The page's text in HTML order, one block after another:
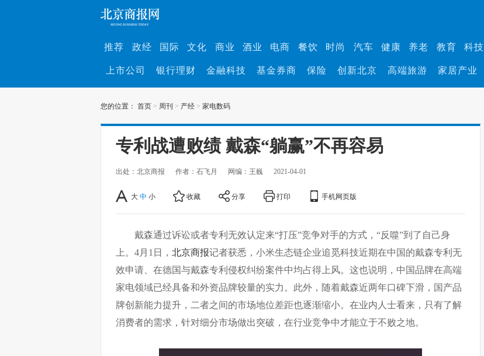
推荐 政经 国际 文化 商业 酒业 电商 餐饮 时尚 汽车 健康 养老 教育 科技
上市公司 银行理财 金融科技 基金券商 保险 创新北京 高端旅游 家居产业
您的位置： 首页 > 周刊 > 产经 > 家电数码
专利战遭败绩 戴森“躺赢”不再容易
出处：北京商报 作者：石飞月 网编：王巍 2021-04-01
大 中 小 收藏 分享 打印 手机网页版
戴森通过诉讼或者专利无效认定来“打压”竞争对手的方式，“反噬”到了自己身
上。4月1日， 北京商报记者获悉，小米生态链企业追觅科技近期在中国的戴森专利无
效申请、在德国与戴森专利侵权纠纷案件中均占得上风。这也说明，中国品牌在高端
家电领域已经具备和外资品牌较量的实力。此外，随着戴森近两年口碑下滑，国产品
牌创新能力提升，二者之间的市场地位差距也逐渐缩小。在业内人士看来，只有了解
消费者的需求，针对细分市场做出突破，在行业竞争中才能立于不败之地。